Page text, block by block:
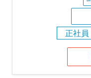
正社員